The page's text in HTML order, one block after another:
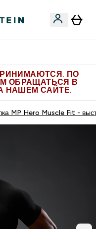
ПО
ОБРАЩАТЬСЯ В
НАШЕМ САЙТЕ.
MP Hero Muscle Fit -